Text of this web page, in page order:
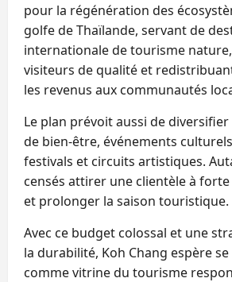
pour la régénération des
golfe de Thaïlande, servant de
internationale de tourisme
visiteurs de qualité et
les revenus aux communautés
Le plan prévoit aussi de diversifier
de bien‑être, événements
festivals et circuits artistiques.
censés attirer une clientèle à
et prolonger la saison touristique.
Avec ce budget colossal et une
la durabilité, Koh Chang espère
comme vitrine du tourisme